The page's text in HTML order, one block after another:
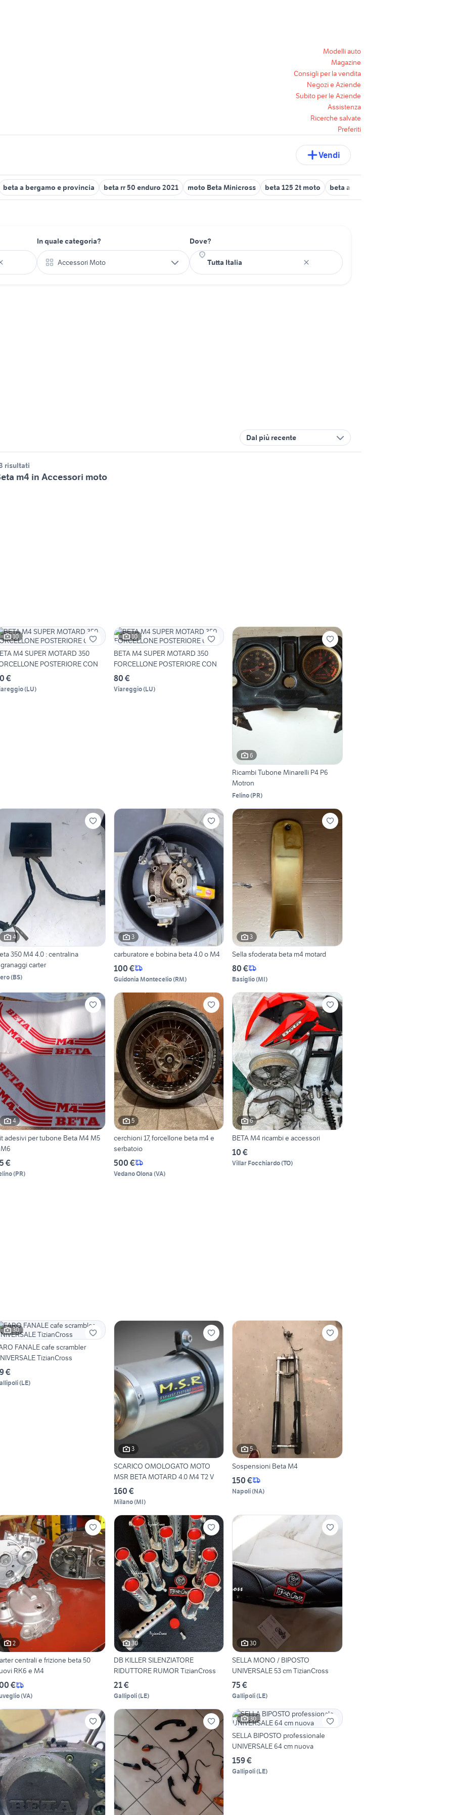
Modelli auto
Magazine
Consigli per la vendita
Negozi e Aziende
Subito per le Aziende
Assistenza
Ricerche salvate
Preferiti
Vendi
beta a bergamo e provincia beta rr 50 enduro 2021 moto Beta Minicross beta 125 2t moto beta alp 200 usata piemonte
In quale categoria?
Accessori Moto
Dove?
Dal più recente
risultati
m4 in Accessori moto
10
M4 SUPER MOTARD 350
POSTERIORE CON
€
(LU)
10
BETA M4 SUPER MOTARD 350
FORCELLONE POSTERIORE CON
80 €
Viareggio(LU)
6
Ricambi Tubone Minarelli P4 P6
Motron
Felino(PR)
4
350 M4 4.0 : centralina
carter
(BS)
3
carburatore e bobina beta 4.0 o M4
100 €
Guidonia Montecelio(RM)
3
Sella sfoderata beta m4 motard
80 €
Basiglio(MI)
4
adesivi per tubone Beta M4 M5
€
(PR)
5
cerchioni 17, forcellone beta m4 e
serbatoio
500 €
Vedano Olona (VA)
6
BETA M4 ricambi e accessori
10 €
Villar Focchiardo(TO)
30
FANALE cafe scrambler
TizianCross
€
(LE)
3
SCARICO OMOLOGATO MOTO
MSR BETA MOTARD 4.0 M4 T2 V
160 €
Milano(MI)
5
Sospensioni Beta M4
150 €
Napoli(NA)
2
centrali e frizione beta 50
RK6 e M4
€
(VA)
30
DB KILLER SILENZIATORE
RIDUTTORE RUMOR TizianCross
21 €
Gallipoli(LE)
30
SELLA MONO / BIPOSTO
UNIVERSALE 53 cm TizianCross
75 €
Gallipoli(LE)
30
SELLA BIPOSTO professionale
UNIVERSALE 64 cm nuova
159 €
Gallipoli(LE)